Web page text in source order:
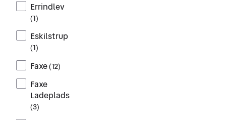
Errindlev
(1)
Eskilstrup
(1)
Faxe(12)
Faxe
Ladeplads
(3)